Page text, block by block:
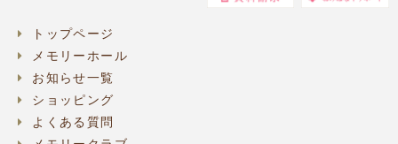
トップページ
メモリーホール
お知らせ一覧
ショッピング
よくある質問